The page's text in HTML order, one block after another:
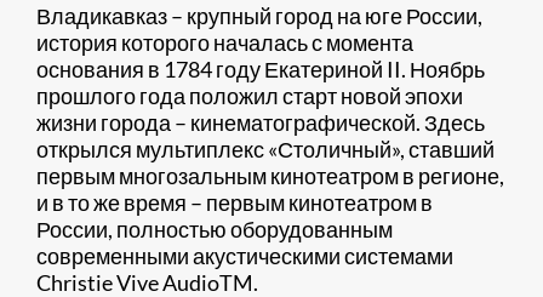
Владикавказ – крупный город на юге России,
история которого началась с момента
основания в 1784 году Екатериной II. Ноябрь
прошлого года положил старт новой эпохи
жизни города – кинематографической. Здесь
открылся мультиплекс «Столичный», ставший
первым многозальным кинотеатром в регионе,
и в то же время – первым кинотеатром в
России, полностью оборудованным
современными акустическими системами
Christie Vive AudioTM.